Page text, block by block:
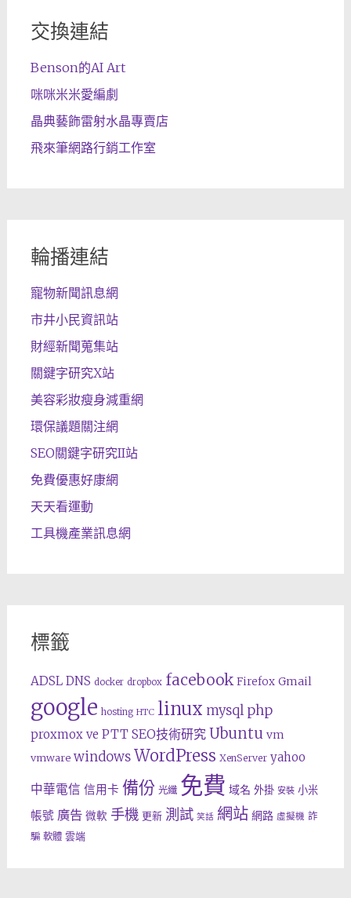
交換連結
Benson的AI Art
咪咪米米愛編劇
晶典藝飾雷射水晶專賣店
飛來筆網路行銷工作室
輪播連結
寵物新聞訊息網
市井小民資訊站
財經新聞蒐集站
關鍵字研究X站
美容彩妝瘦身減重網
環保議題關注網
SEO關鍵字研究II站
免費優惠好康網
天天看運動
工具機產業訊息網
標籤
ADSL DNS docker dropbox facebook Firefox Gmail
google hosting HTC linux mysql php
proxmox ve PTT SEO技術研究 Ubuntu vm
vmware windows WordPress XenServer yahoo
中華電信 信用卡 備份 光纖 免費 域名 外掛 安裝 小米
帳號 廣告 微軟 手機 更新 測試 笑話 網站 網路 虛擬機 詐
騙 軟體 雲端